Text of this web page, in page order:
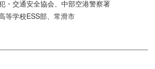
・交通安全協会、中部空港警察署
等学校ESS部、常滑市